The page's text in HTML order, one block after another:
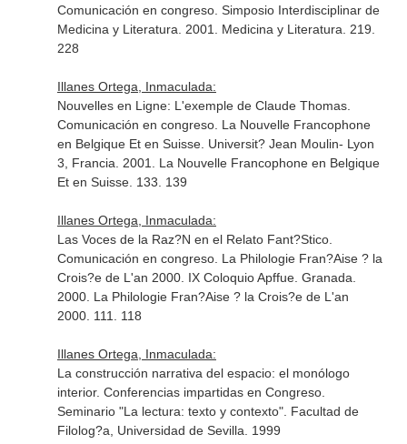
Comunicación en congreso. Simposio Interdisciplinar de
Medicina y Literatura. 2001. Medicina y Literatura. 219.
228
Illanes Ortega, Inmaculada:
Nouvelles en Ligne: L'exemple de Claude Thomas.
Comunicación en congreso. La Nouvelle Francophone
en Belgique Et en Suisse. Universit? Jean Moulin- Lyon
3, Francia. 2001. La Nouvelle Francophone en Belgique
Et en Suisse. 133. 139
Illanes Ortega, Inmaculada:
Las Voces de la Raz?N en el Relato Fant?Stico.
Comunicación en congreso. La Philologie Fran?Aise ? la
Crois?e de L'an 2000. IX Coloquio Apffue. Granada.
2000. La Philologie Fran?Aise ? la Crois?e de L'an
2000. 111. 118
Illanes Ortega, Inmaculada:
La construcción narrativa del espacio: el monólogo
interior. Conferencias impartidas en Congreso.
Seminario "La lectura: texto y contexto". Facultad de
Filolog?a, Universidad de Sevilla. 1999